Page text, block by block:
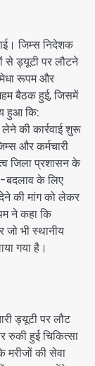
जिम्स निदेशक
से ड्यूटी पर लौटने
रूपम और
बैठक हुई, जिसमें
हुआ कि:
लेने की कार्रवाई शुरू
और कर्मचारी
जिला प्रशासन के
बदलाव के लिए
की मांग को लेकर
ने कहा कि
जो भी स्थानीय
गया है।
ड्यूटी पर लौट
रुकी हुई चिकित्सा
मरीजों की सेवा